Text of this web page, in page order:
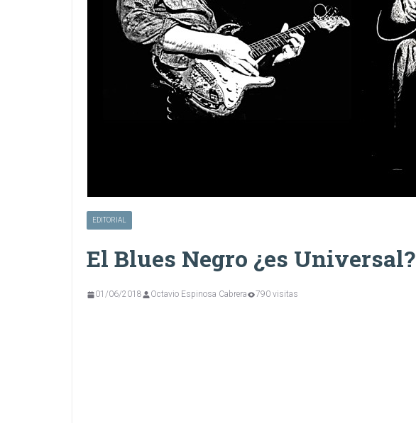
EDITORIAL
El Blues Negro ¿es Universal?
01/06/2018 Octavio Espinosa Cabrera 790 visitas